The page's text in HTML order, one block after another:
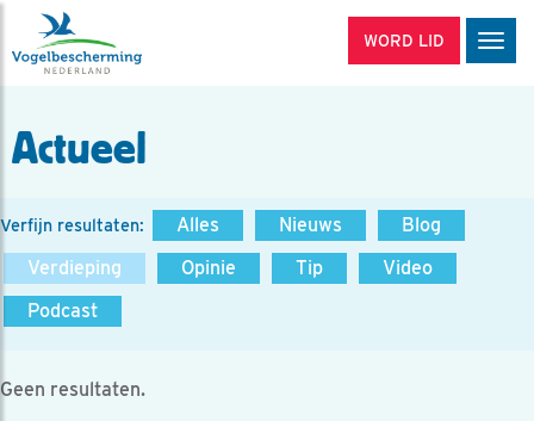
WORD LID
Actueel
Verfijn resultaten: Alles Nieuws
Blog
Verdieping
Opinie Tip
Video
Podcast
Geen resultaten.